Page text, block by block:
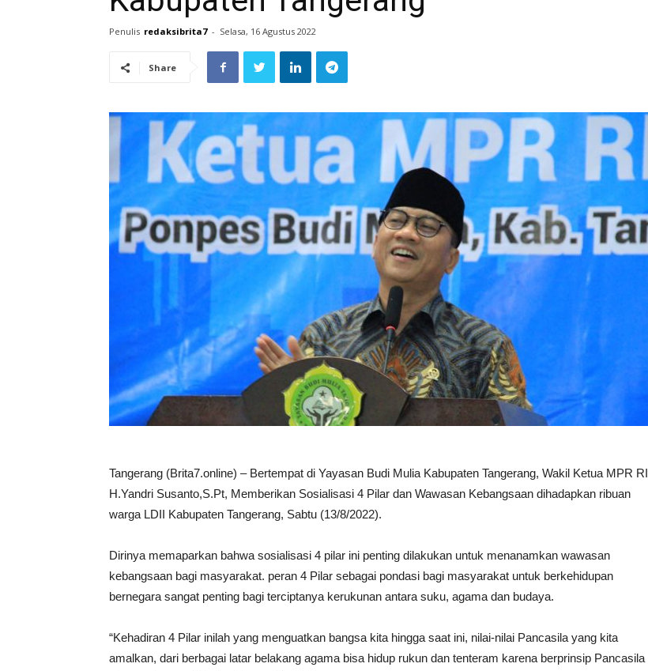
Penulis redaksibrita7 - Selasa, 16 Agustus 2022
Share
Tangerang (Brita7.online) – Bertempat di Yayasan Budi Mulia Kabupaten Tangerang, Wakil Ketua MPR RI
H.Yandri Susanto,S.Pt, Memberikan Sosialisasi 4 Pilar dan Wawasan Kebangsaan dihadapkan ribuan
warga LDII Kabupaten Tangerang, Sabtu (13/8/2022).
Dirinya memaparkan bahwa sosialisasi 4 pilar ini penting dilakukan untuk menanamkan wawasan
kebangsaan bagi masyarakat. peran 4 Pilar sebagai pondasi bagi masyarakat untuk berkehidupan
bernegara sangat penting bagi terciptanya kerukunan antara suku, agama dan budaya.
“Kehadiran 4 Pilar inilah yang menguatkan bangsa kita hingga saat ini, nilai-nilai Pancasila yang kita
amalkan, dari berbagai latar belakang agama bisa hidup rukun dan tenteram karena berprinsip Pancasila